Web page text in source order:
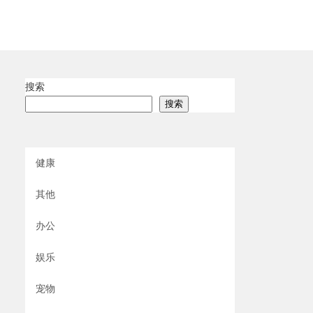
搜索
搜索
健康
其他
办公
娱乐
宠物